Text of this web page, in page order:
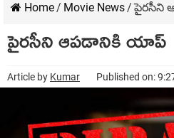
Home/ Movie News/ పైరసీని
పైరసీని ఆపడానికి యాప్
Article by Kumar Published on: